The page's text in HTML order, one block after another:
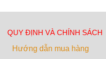
QUY ĐỊNH VÀ CHÍNH SÁCH
Hướng dẫn mua hàng